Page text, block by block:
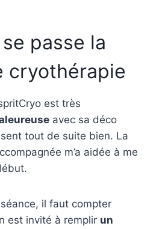
passe la
cryothérapie
est très
avec sa déco
sent tout de suite bien. La
m’a aidée à me
il faut compter
est invité à remplir un